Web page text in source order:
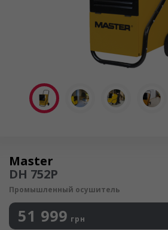
Осушитель
Master
DH 752P
Промышленный осушитель
51 999 грн